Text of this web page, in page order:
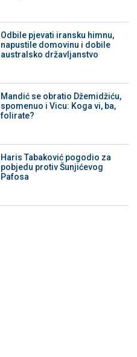
Odbile pjevati iransku himnu,
napustile domovinu i dobile
australsko državljanstvo
Mandić se obratio Džemidžiću,
spomenuo i Vicu: Koga vi, ba,
folirate?
Haris Tabaković pogodio za
pobjedu protiv Šunjićevog
Pafosa